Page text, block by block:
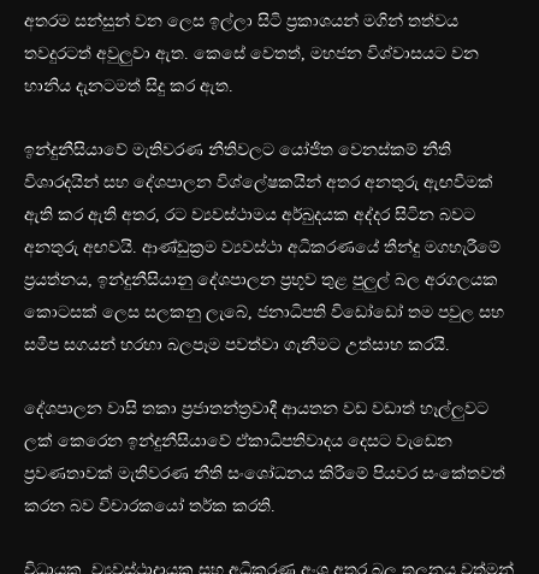
අතරම සන්සුන් වන ලෙස ඉල්ලා සිටි ප්‍රකාශයන් මගින් තත්වය
තවදුරටත් අවුලුවා ඇත. කෙසේ වෙතත්, මහජන විශ්වාසයට වන
හානිය දැනටමත් සිදු කර ඇත.
ඉන්දුනීසියාවේ මැතිවරණ නීතිවලට යෝජිත වෙනස්කම් නීති
විශාරදයින් සහ දේශපාලන විශ්ලේෂකයින් අතර අනතුරු ඇඟවීමක්
ඇති කර ඇති අතර, රට ව්‍යවස්ථාමය අර්බුදයක අද්දර සිටින බවට
අනතුරු අඟවයි. ආණ්ඩුක්‍රම ව්‍යවස්ථා අධිකරණයේ තීන්දු මගහැරීමේ
ප්‍රයත්නය, ඉන්දුනීසියානු දේශපාලන ප්‍රභූව තුළ පුලුල් බල අරගලයක
කොටසක් ලෙස සලකනු ලැබේ, ජනාධිපති විඩෝඩෝ තම පවුල සහ
සමීප සගයන් හරහා බලපෑම පවත්වා ගැනීමට උත්සාහ කරයි.
දේශපාලන වාසි තකා ප්‍රජාතන්ත්‍රවාදී ආයතන වඩ වඩාත් හෑල්ලුවට
ලක් කෙරෙන ඉන්දුනීසියාවේ ඒකාධිපතිවාදය දෙසට වැඩෙන
ප්‍රවණතාවක් මැතිවරණ නීති සංශෝධනය කිරීමේ පියවර සංකේතවත්
කරන බව විචාරකයෝ තර්ක කරති.
විධායක, ව්‍යවස්ථාදායක සහ අධිකරණ අංශ අතර බල තුලනය වත්මන්